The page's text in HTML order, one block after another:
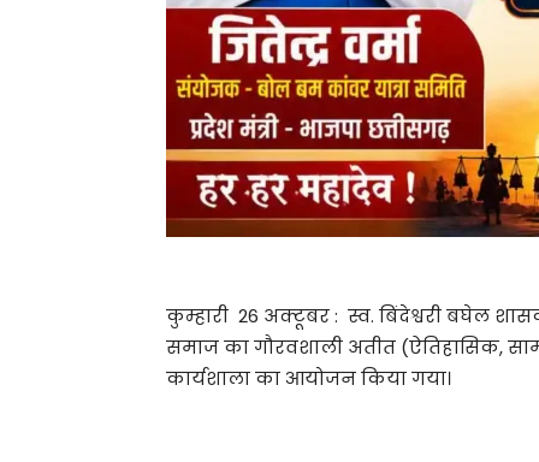
कुम्हारी 26 अक्टूबर : स्व. बिंदेश्वरी बघेल
समाज का गौरवशाली अतीत (ऐतिहासिक,
कार्यशाला का आयोजन किया गया।